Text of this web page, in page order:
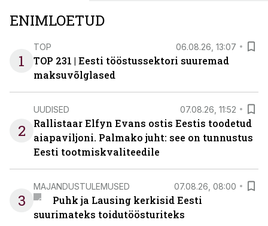
ENIMLOETUD
1
TOP 06.08.26, 13:07
TOP 231 | Eesti tööstussektori suuremad
maksuvõlglased
2
UUDISED 07.08.26, 11:52
Rallistaar Elfyn Evans ostis Eestis toodetud
aiapaviljoni. Palmako juht: see on tunnustus
Eesti tootmiskvaliteedile
3
MAJANDUSTULEMUSED 07.08.26, 08:00
Puhk ja Lausing kerkisid Eesti
suurimateks toidutöösturiteks